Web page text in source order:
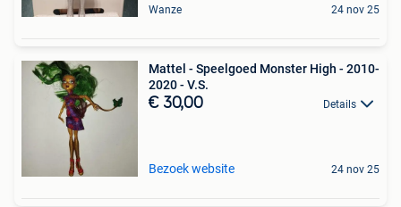
Wanze 24 nov 25
Mattel - Speelgoed Monster High - 2010-
2020 - V.S.
€ 30,00 Details
Bezoek website 24 nov 25